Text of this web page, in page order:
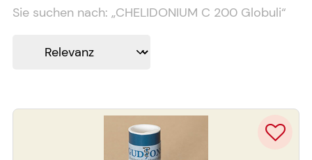
Sie suchen nach: „CHELIDONIUM C 200 Globuli“